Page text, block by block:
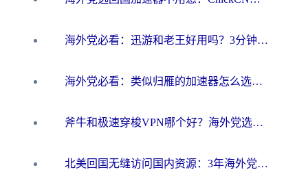
海外党必看：迅游和老王好用吗？3分钟选对加速国内网络的加速器
海外党必看：类似归雁的加速器怎么选？一篇搞定无缝访问国内资源
斧牛和极速穿梭VPN哪个好？海外党选回国加速器必看的真实对比与避坑指南
北美回国无缝访问国内资源：3年海外党亲测的加速器选择指南